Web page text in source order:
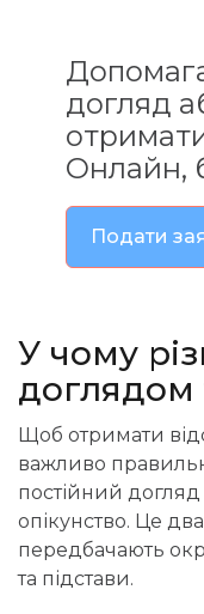
догляд
Онлайн,
Подати
У чому
доглядом
Щоб отримати
важливо
постійний
опікунство. Це два
передбачають
та підстави.